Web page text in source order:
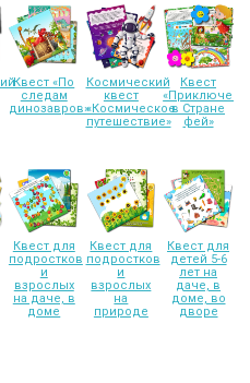
Квест «По
следам
динозавров»
Космический
квест
«Космическое
путешествие»
Квест
в Стране
фей»
Квест для
подростков
и
взрослых
на даче, в
доме
Квест для
подростков
и
взрослых
на
природе
Квест для
детей 5-6
лет на
даче, в
доме, во
дворе